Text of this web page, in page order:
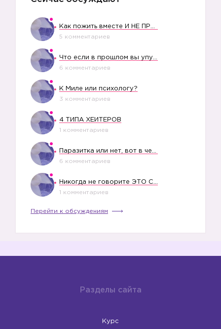
5 комментариев
6 комментариев
К Миле или психологу?
3 комментариев
4 ТИПА ХЕЙТЕРОВ
1 комментариев
6 комментариев
1 комментариев
Перейти к обсуждениям
Разделы сайта
Курс